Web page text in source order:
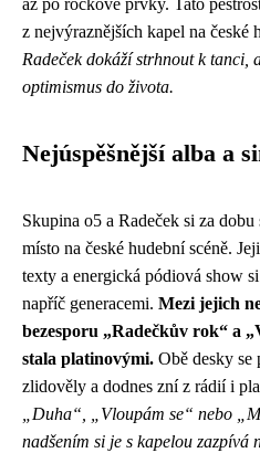
až po rockové prvky. Tato
z nejvýraznějších kapel na české
Radeček dokáží strhnout k tanci,
optimismus do života.
Nejúspěšnější alba a
Skupina o5 a Radeček si za
místo na české hudební scéně.
texty a energická pódiová show
napříč generacemi. Mezi jejich
bezesporu „Radečkův rok“ a
stala platinovými. Obě desky se
zlidověly a dodnes zní z rádií i
„Duha“, „Vloupám se“ nebo
nadšením si je s kapelou zazpívá